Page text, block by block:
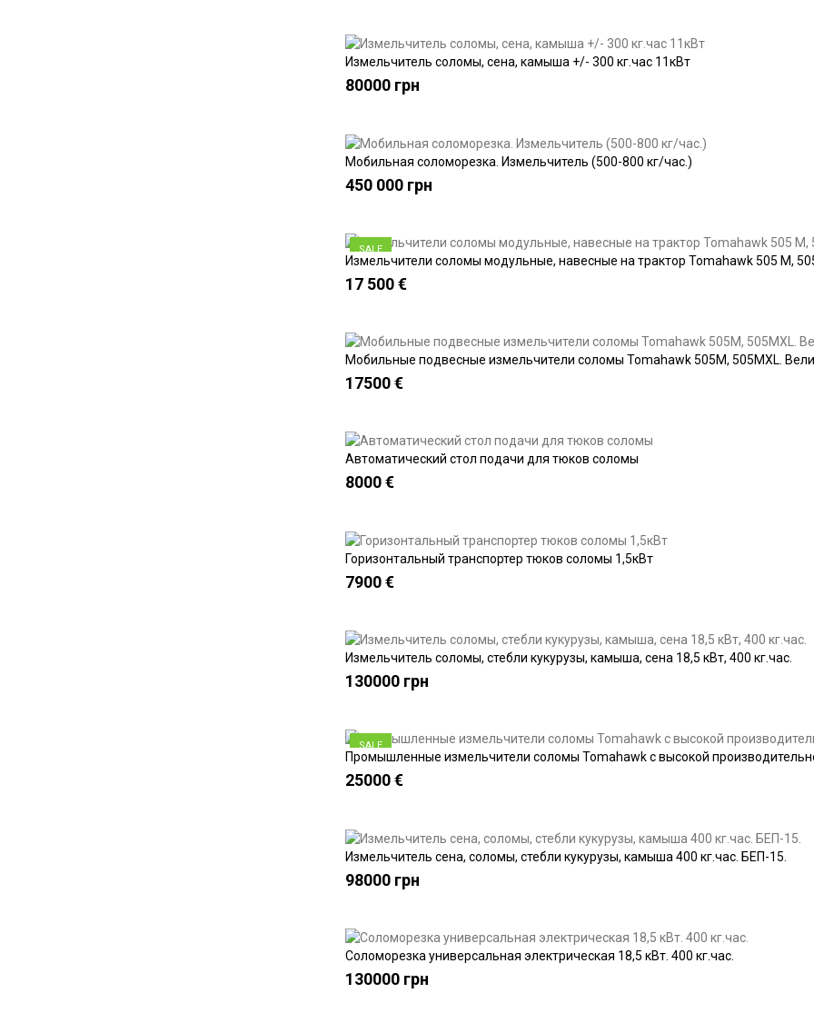
Измельчитель соломы, сена, камыша +/- 300 кг.час 11кВт
80000 грн
Мобильная соломорезка. Измельчитель (500-800 кг/час.)
450 000 грн
SALE
Измельчители соломы модульные, навесные на трактор Tomahawk 505 М,
17 500 €
Мобильные подвесные измельчители соломы Tomahawk 505M, 505MXL.
17500 €
Автоматический стол подачи для тюков соломы
8000 €
Горизонтальный транспортер тюков соломы 1,5кВт
7900 €
Измельчитель соломы, стебли кукурузы, камыша, сена 18,5 кВт, 400 кг.час.
130000 грн
SALE
Промышленные измельчители соломы Tomahawk с высокой
25000 €
Измельчитель сена, соломы, стебли кукурузы, камыша 400 кг.час. БЕП-15.
98000 грн
Соломорезка универсальная электрическая 18,5 кВт. 400 кг.час.
130000 грн